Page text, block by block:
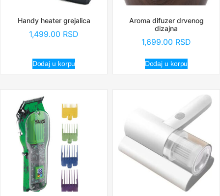
Handy heater grejalica
1,499.00 RSD
Dodaj u korpu
Aroma difuzer drvenog
dizajna
1,699.00 RSD
Dodaj u korpu